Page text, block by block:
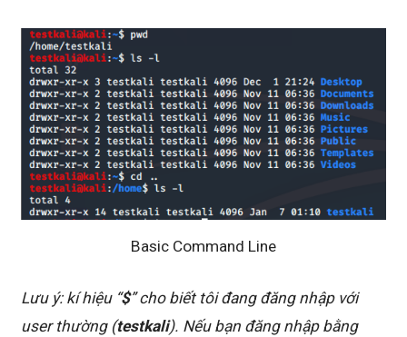
Basic Command Line
Lưu ý: kí hiệu “$” cho biết tôi đang đăng nhập với
user thường (testkali). Nếu bạn đăng nhập bằng